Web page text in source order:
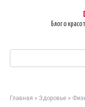
Блог о
Главная » Здоровье »